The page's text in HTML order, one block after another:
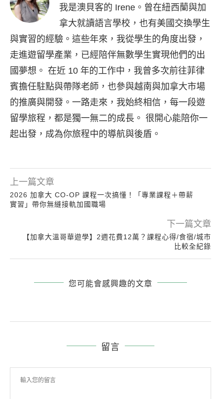
我是澳貝客的 Irene。曾在紐西蘭與加
拿大就讀語言學校，也有美國交換學生
與實習的經驗。這些年來，我從學生的角度出發，
走進遊留學產業，已經陪伴無數學生實現他們的出
國夢想。 在近 10 年的工作中，我曾多次前往菲律
賓擔任駐點與帶隊老師，也參與越南與加拿大市場
的推廣與開發。一路走來，我始終相信，每一段遊
留學旅程，都是獨一無二的成長。 很開心能陪你一
起出發，成為你旅程中的導航與後盾。
上一篇文章
2026 加拿大 CO-OP 課程一次搞懂！「專業課程＋帶薪
實習」帶你無縫接軌加國職場
下一篇文章
【加拿大溫哥華遊學】2週花費12萬？課程心得/食宿/城市
比較全紀錄
您可能會感興趣的文章
留言